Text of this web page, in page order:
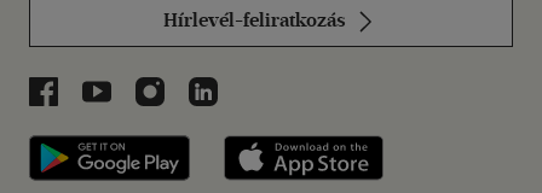
Hírlevél-feliratkozás
Libri a Facebookon
Libri a Youtube-on
Libri az Instagramon
Libri a LinkedInen
Libri applikáció Szerezd meg: Google